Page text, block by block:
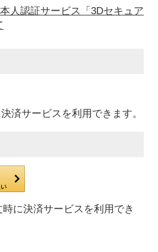
人認証サービス「3Dセキュア
済サービスを利用できます。
に決済サービスを利用でき